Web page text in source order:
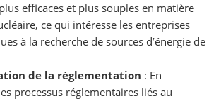
efficaces et plus souples en matière
ce qui intéresse les entreprises
à la recherche de sources d’énergie de
de la réglementation : En
processus réglementaires liés au